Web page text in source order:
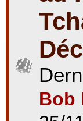
Bob